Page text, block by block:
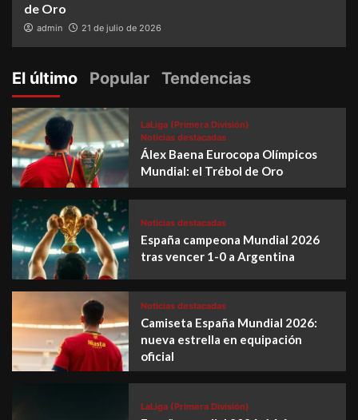
de Oro
admin 21 de julio de 2026
El último Popular Tendencias
LaLiga (Primera División)
Noticias destacadas
Álex Baena Eurocopa Olímpicos
Mundial: el Trébol de Oro
Noticias destacadas
España campeona Mundial 2026
tras vencer 1-0 a Argentina
Noticias destacadas
Camiseta España Mundial 2026:
nueva estrella en equipación
oficial
LaLiga (Primera División)